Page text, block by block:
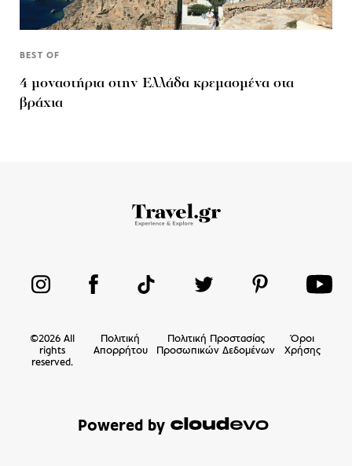
BEST OF
4 μοναστήρια στην Ελλάδα κρεμασμένα στα
βράχια
©2026 All
rights
reserved.
Πολιτική
Απορρήτου
Πολιτική Προστασίας
Προσωπικών Δεδομένων
Όροι
Χρήσης
Powered by